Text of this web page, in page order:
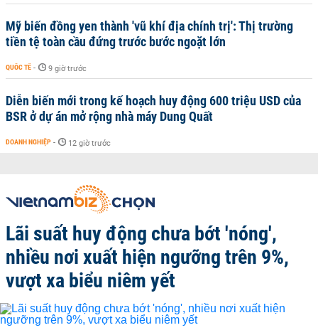
Mỹ biến đồng yen thành 'vũ khí địa chính trị': Thị trường
tiền tệ toàn cầu đứng trước bước ngoặt lớn
QUỐC TẾ - 9 giờ trước
Diễn biến mới trong kế hoạch huy động 600 triệu USD của
BSR ở dự án mở rộng nhà máy Dung Quất
DOANH NGHIỆP - 12 giờ trước
Lãi suất huy động chưa bớt 'nóng',
nhiều nơi xuất hiện ngưỡng trên 9%,
vượt xa biểu niêm yết